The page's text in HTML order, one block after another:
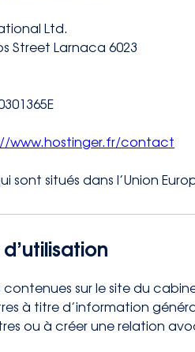
Ltd.
Street Larnaca 6023
www.hostinger.fr/contact
sont situés dans l’Union
contenues sur le site du
à titre d’information
ou à créer une relation